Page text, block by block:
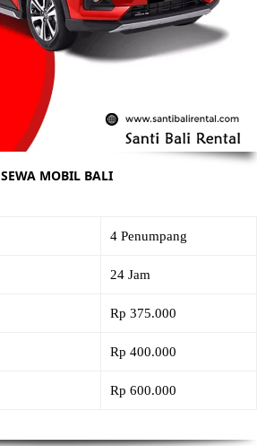
SEWA MOBIL BALI
4 Penumpang
24 Jam
Rp 375.000
Rp 400.000
Rp 600.000